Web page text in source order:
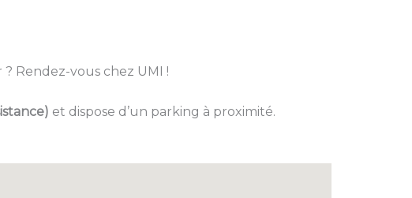
Rendez-vous chez UMI !
et dispose d’un parking à proximité.